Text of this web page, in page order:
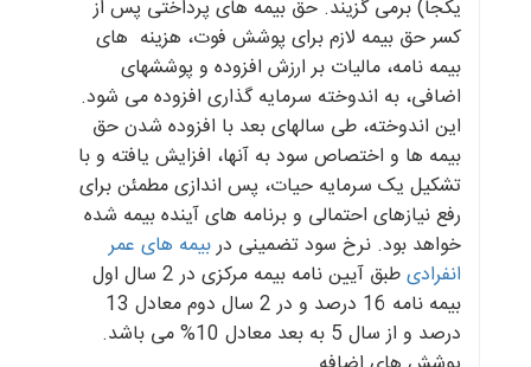
یکجا) برمی گزیند. حق بیمه های پرداختی پس از
کسر حق بیمه لازم برای پوشش فوت، هزینه های
بیمه نامه، مالیات بر ارزش افزوده و پوششهای
اضافی، به اندوخته سرمایه گذاری افزوده می شود.
این اندوخته، طی سالهای بعد با افزوده شدن حق
بیمه ها و اختصاص سود به آنها، افزایش یافته و با
تشکیل یک سرمایه حیات، پس اندازی مطمئن برای
رفع نیازهای احتمالی و برنامه های آینده بیمه شده
خواهد بود. نرخ سود تضمینی دربیمه های عمر
انفرادی
طبق آیین نامه بیمه مرکزی در 2 سال اول
بیمه نامه 16 درصد و در 2 سال دوم معادل 13
درصد و از سال 5 به بعد معادل 10% می باشد.